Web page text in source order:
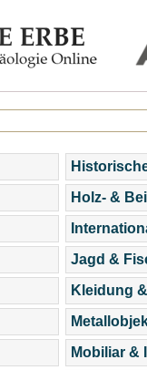
Holz- &
Jagd &
Kleidung
Mobiliar &